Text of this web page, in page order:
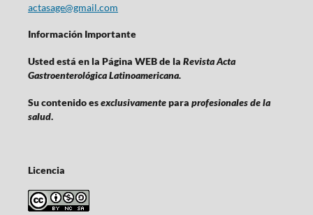
actasage@gmail.com
Información Importante
Usted está en la Página WEB de la Revista Acta
Gastroenterológica Latinoamericana.
Su contenido esexclusivamentepara profesionales de la
salud.
Licencia